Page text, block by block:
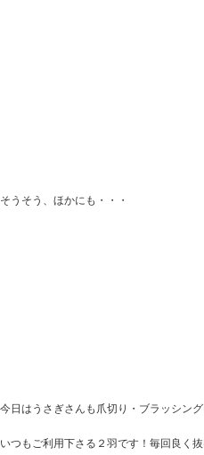
そうそう、ほかにも・・・
今日はうさぎさんも爪切り・ブラッシン
いつもご利用下さる２羽です！毎回良く